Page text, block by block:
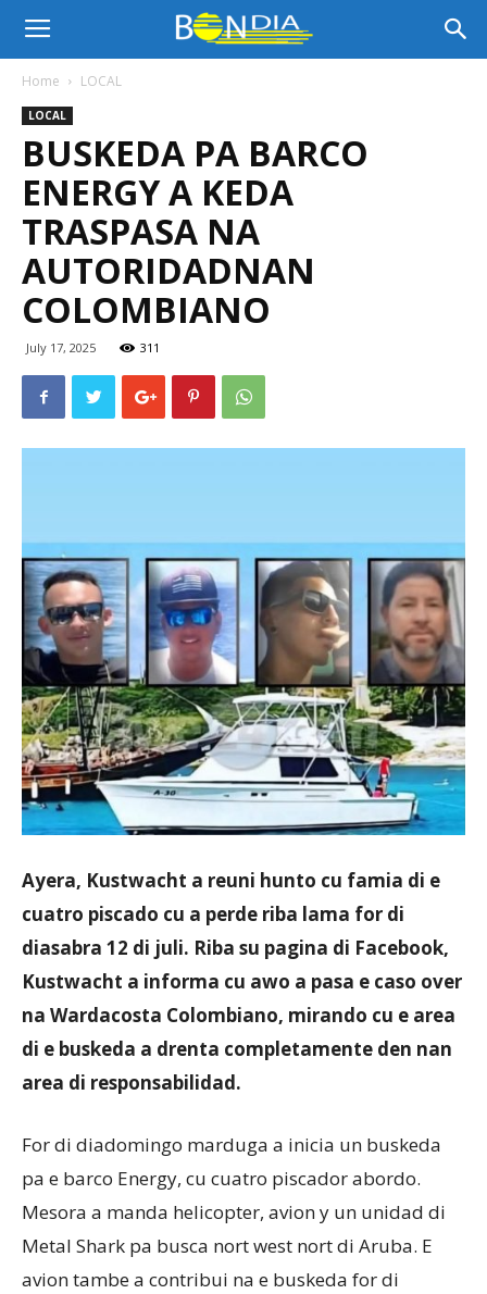
Bon
Dia
Aruba
Noticia
Aruba
Home LOCAL
LOCAL
BUSKEDA PA BARCO
ENERGY A KEDA
TRASPASA NA
AUTORIDADNAN
COLOMBIANO
July 17, 2025 311
Ayera, Kustwacht a reuni hunto cu famia di e
cuatro piscado cu a perde riba lama for di
diasabra 12 di juli. Riba su pagina di Facebook,
Kustwacht a informa cu awo a pasa e caso over
na Wardacosta Colombiano, mirando cu e area
di e buskeda a drenta completamente den nan
area di responsabilidad.
For di diadomingo marduga a inicia un buskeda
pa e barco Energy, cu cuatro piscador abordo.
Mesora a manda helicopter, avion y un unidad di
Metal Shark pa busca nort west nort di Aruba. E
avion tambe a contribui na e buskeda for di